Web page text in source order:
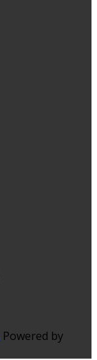
Powered by